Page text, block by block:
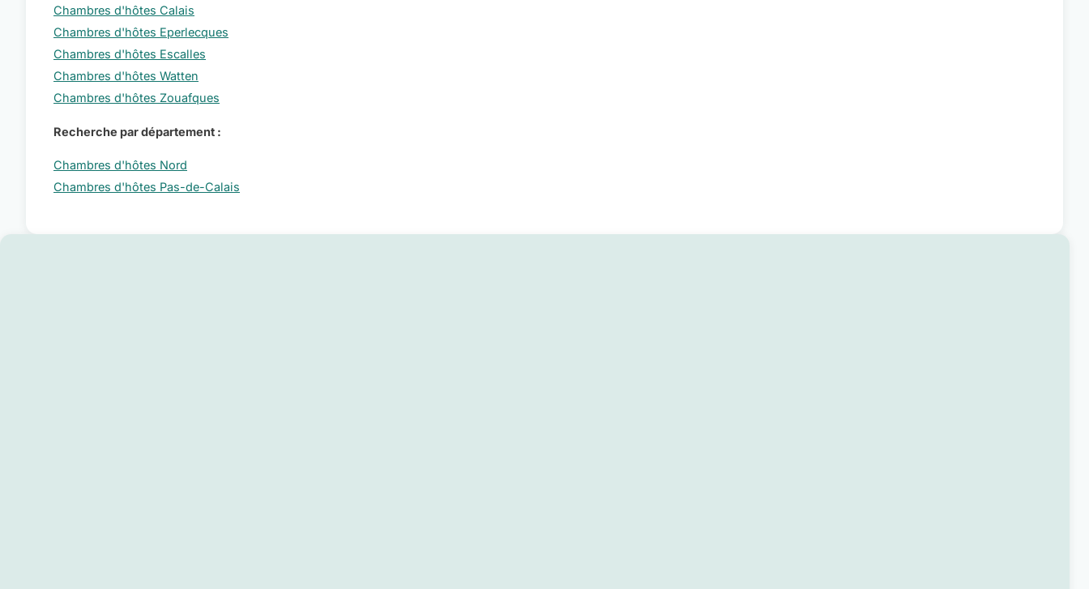
Chambres d'hôtes Calais
Chambres d'hôtes Eperlecques
Chambres d'hôtes Escalles
Chambres d'hôtes Watten
Chambres d'hôtes Zouafques
Recherche par département :
Chambres d'hôtes Nord
Chambres d'hôtes Pas-de-Calais